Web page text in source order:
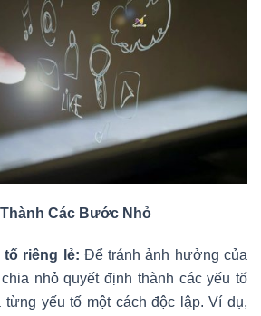
Các Bước Nhỏ
riêng lẻ: Để tránh ảnh hưởng của
nhỏ quyết định thành các yếu tố
từng yếu tố một cách độc lập. Ví dụ,